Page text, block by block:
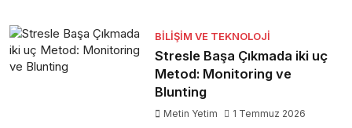
BILIŞIM VE TEKNOLOJI
Stresle Başa Çıkmada iki uç
Metod: Monitoring ve
Blunting
Metin Yetim 1 Temmuz 2026